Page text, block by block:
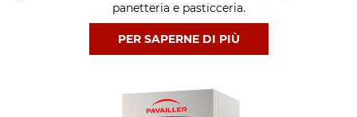
panetteria e pasticceria.
PER SAPERNE DI PIÙ